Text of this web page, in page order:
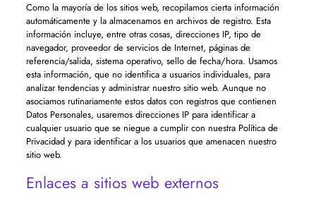
Como la mayoría de los sitios web, recopilamos cierta información
automáticamente y la almacenamos en archivos de registro. Esta
información incluye, entre otras cosas, direcciones IP, tipo de
navegador, proveedor de servicios de Internet, páginas de
referencia/salida, sistema operativo, sello de fecha/hora. Usamos
esta información, que no identifica a usuarios individuales, para
analizar tendencias y administrar nuestro sitio web. Aunque no
asociamos rutinariamente estos datos con registros que contienen
Datos Personales, usaremos direcciones IP para identificar a
cualquier usuario que se niegue a cumplir con nuestra Política de
Privacidad y para identificar a los usuarios que amenacen nuestro
sitio web.
Enlaces a sitios web externos